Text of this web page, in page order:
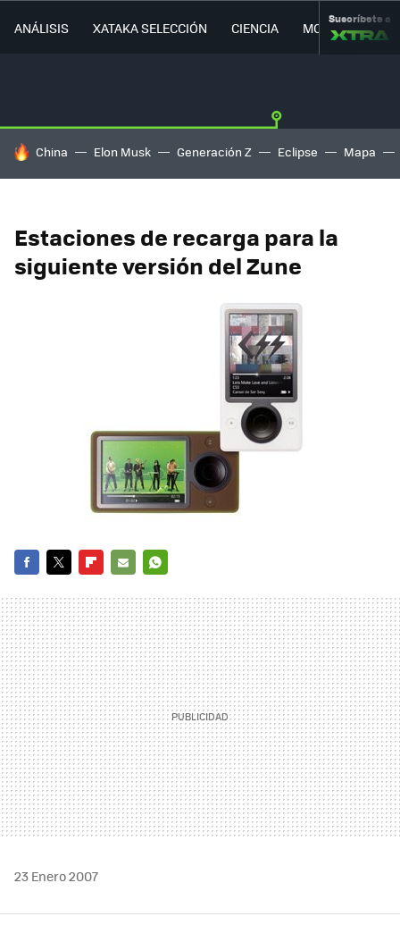
ANÁLISIS XATAKA SELECCIÓN CIENCIA MOVILIDAD
Suscríbete a
HOY SE HABLA DE
China Elon Musk Generación Z Eclipse Mapa
Estaciones de recarga para la
siguiente versión del Zune
MAIL
23 Enero 2007